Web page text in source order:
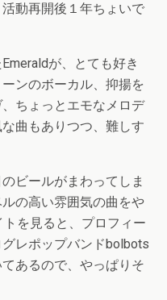
動再開後１年ちょいで
が、とても好き
ンのボーカル、抑揚を
ちょっとエモなメロデ
曲もありつつ、難しす
ビールがまわってしま
の高い雰囲気の曲をや
を見ると、プロフィー
レポップバンドbolbots
あるので、やっぱりそ